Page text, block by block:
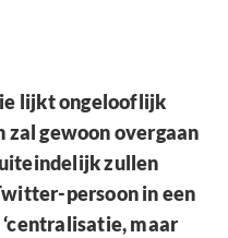
lijkt ongelooflijk
gewoon overgaan
zullen
persoon in een
maar